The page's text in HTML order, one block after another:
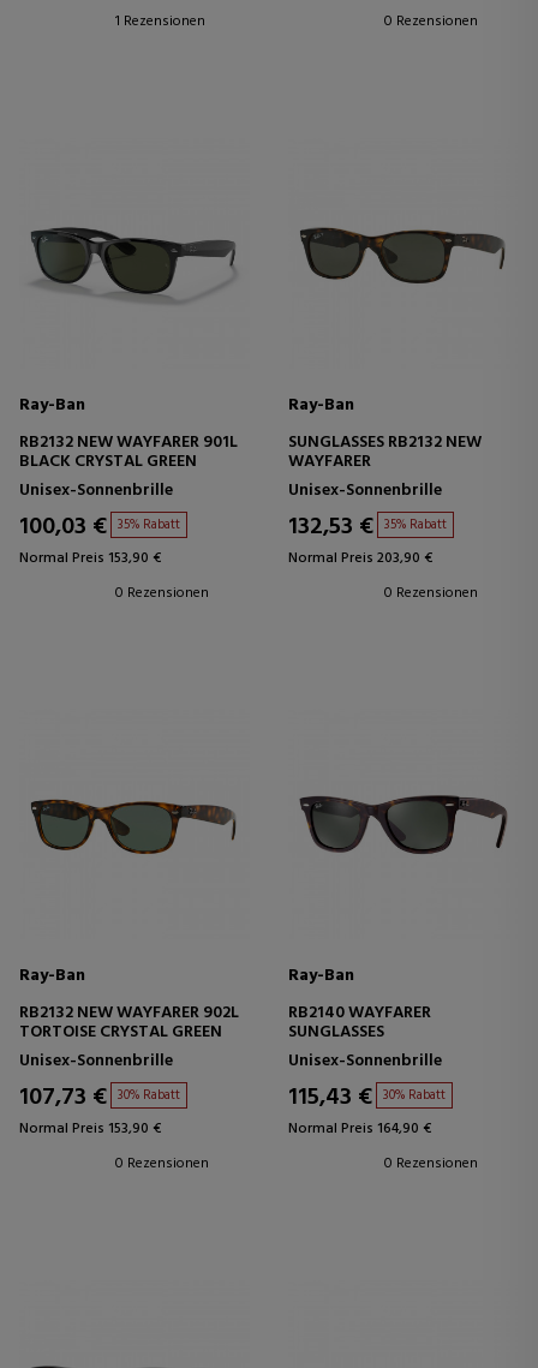
1 Rezensionen
0 Rezensionen
Ray-Ban
RB2132 NEW WAYFARER 901L
BLACK CRYSTAL GREEN
Unisex-Sonnenbrille
100,03 € 35% Rabatt
Normal Preis 153,90 €
0 Rezensionen
Ray-Ban
SUNGLASSES RB2132 NEW
WAYFARER
Unisex-Sonnenbrille
132,53 € 35% Rabatt
Normal Preis 203,90 €
0 Rezensionen
Ray-Ban
RB2132 NEW WAYFARER 902L
TORTOISE CRYSTAL GREEN
Unisex-Sonnenbrille
107,73 € 30% Rabatt
Normal Preis 153,90 €
0 Rezensionen
Ray-Ban
RB2140 WAYFARER
SUNGLASSES
Unisex-Sonnenbrille
115,43 € 30% Rabatt
Normal Preis 164,90 €
0 Rezensionen